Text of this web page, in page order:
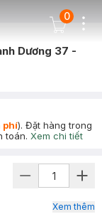
Cart Icon
0
Dương 37 -
phí). Đặt hàng trong
toán. Xem chi tiết
Xem thêm